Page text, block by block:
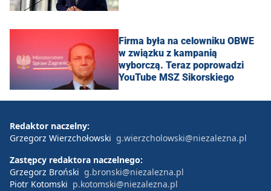
Firma była na celowniku OBWE
w związku z kampanią
wyborczą. Teraz poprowadzi
YouTube MSZ Sikorskiego
Redaktor naczelny:
Grzegorz Wierzchołowski g.wierzcholowski@niezalezna.pl
Zastępcy redaktora naczelnego:
Grzegorz Broński g.bronski@niezalezna.pl
Piotr Kotomski p.kotomski@niezalezna.pl